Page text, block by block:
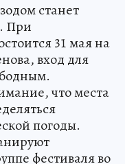
станет
При
31 мая на
вход для
что места
погоды.
фестиваля во